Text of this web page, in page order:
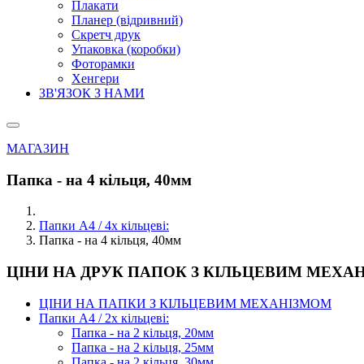
Плакати
Планер (відривний)
Скретч друк
Упаковка (коробки)
Фоторамки
Хенгери
ЗВ'ЯЗОК З НАМИ
МАГАЗИН
Папка - на 4 кільця, 40мм
Папки А4 / 4х кільцеві:
Папка - на 4 кільця, 40мм
ЦІНИ НА ДРУК ПАПОК З КІЛЬЦЕВИМ
ЦІНИ НА ПАПКИ З КІЛЬЦЕВИМ МЕХАНІЗМОМ
Папки А4 / 2х кільцеві:
Папка - на 2 кільця, 20мм
Папка - на 2 кільця, 25мм